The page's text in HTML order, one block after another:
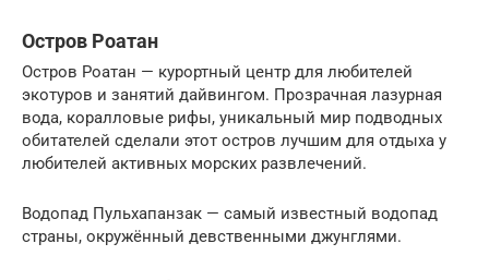
Остров Роатан
Остров Роатан — курортный центр для любителей
экотуров и занятий дайвингом. Прозрачная лазурная
вода, коралловые рифы, уникальный мир подводных
обитателей сделали этот остров лучшим для отдыха у
любителей активных морских развлечений.
Водопад Пульхапанзак — самый известный водопад
страны, окружённый девственными джунглями.